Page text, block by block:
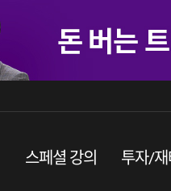
스페셜강의 투자/